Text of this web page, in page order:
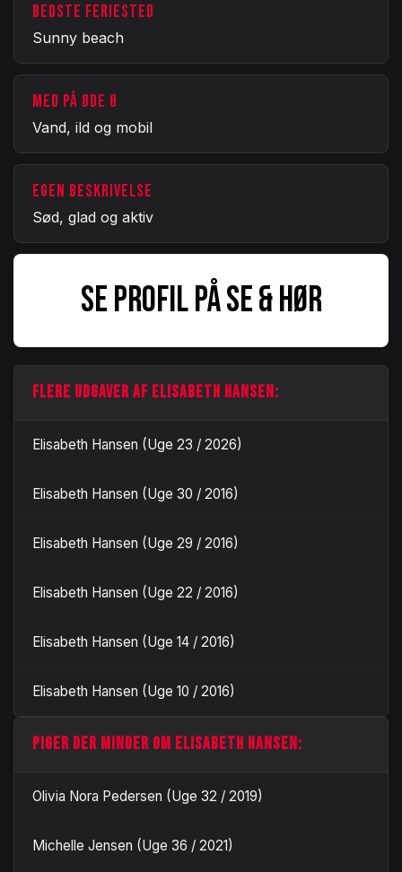
BEDSTE FERIESTED
Sunny beach
MED PÅ ØDE Ø
Vand, ild og mobil
EGEN BESKRIVELSE
Sød, glad og aktiv
SE PROFIL PÅ SE & HØR
FLERE UDGAVER AF ELISABETH HANSEN:
Elisabeth Hansen (Uge 23 / 2026)
Elisabeth Hansen (Uge 30 / 2016)
Elisabeth Hansen (Uge 29 / 2016)
Elisabeth Hansen (Uge 22 / 2016)
Elisabeth Hansen (Uge 14 / 2016)
Elisabeth Hansen (Uge 10 / 2016)
PIGER DER MINDER OM ELISABETH HANSEN:
Olivia Nora Pedersen (Uge 32 / 2019)
Michelle Jensen (Uge 36 / 2021)